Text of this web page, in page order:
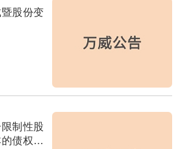
股份变
制性股
债权人